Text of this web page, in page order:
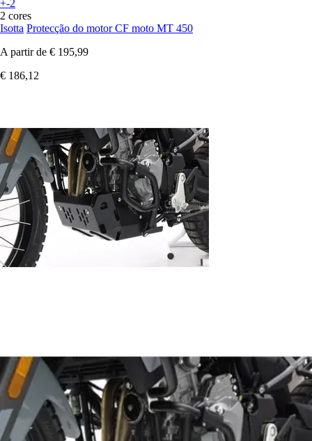
+-2
2 cores
Isotta Protecção do motor CF moto MT 450
A partir de € 195,99
€ 186,12